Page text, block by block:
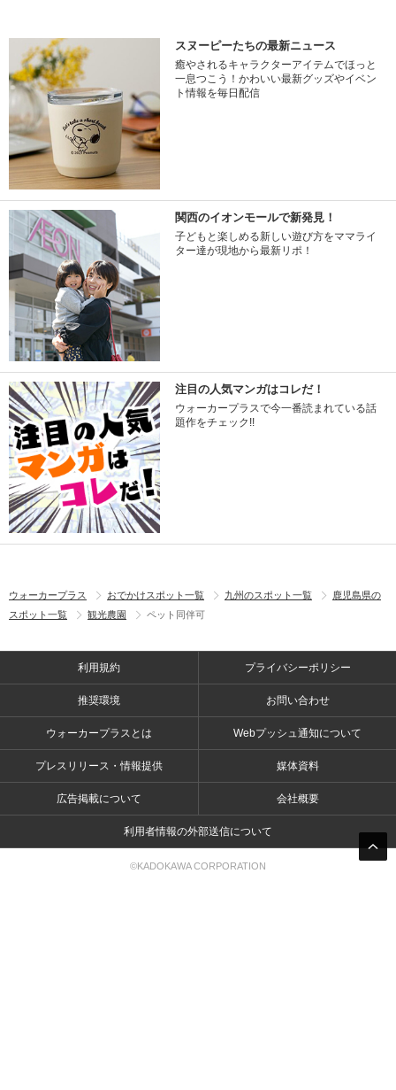
スヌーピーたちの最新ニュース
癒やされるキャラクターアイテムでほっと
一息つこう！かわいい最新グッズやイベン
ト情報を毎日配信
関西のイオンモールで新発見！
子どもと楽しめる新しい遊び方をママライ
ター達が現地から最新リポ！
注目の人気マンガはコレだ！
ウォーカープラスで今一番読まれている話
題作をチェック!!
ウォーカープラス おでかけスポット一覧 九州のスポット一覧
鹿児島県の
スポット一覧
観光農園 ペット同伴可
利用規約 プライバシーポリシー
推奨環境 お問い合わせ
ウォーカープラスとは Webプッシュ通知について
プレスリリース・情報提供 媒体資料
広告掲載について 会社概要
利用者情報の外部送信について
©KADOKAWA CORPORATION